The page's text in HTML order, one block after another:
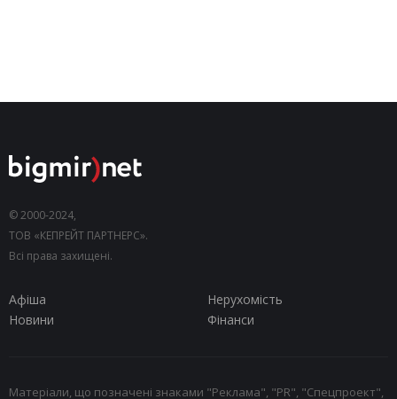
© 2000-2024,
ТОВ «КЕПРЕЙТ ПАРТНЕРС».
Всі права захищені.
Афіша
Нерухомість
Новини
Фінанси
Матеріали, що позначені знаками "Реклама", "PR", "Спецпроект",